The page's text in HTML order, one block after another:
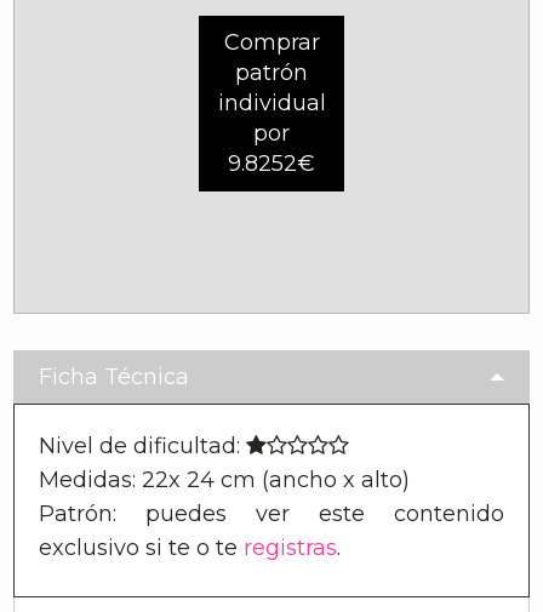
Comprar
patrón
individual
por
9.8252€
Ficha Técnica
Nivel de dificultad:
Medidas: 22x 24 cm (ancho x alto)
Patrón: puedes ver este contenido
exclusivo si teo te registras.